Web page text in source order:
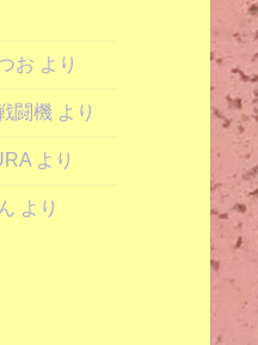
お より
闘機 より
より
より